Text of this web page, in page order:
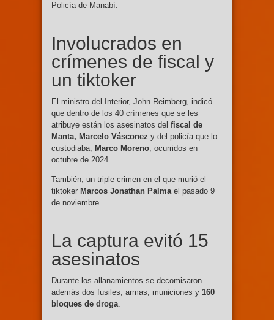
Policía de Manabí.
Involucrados en
crímenes de fiscal y
un tiktoker
El ministro del Interior, John Reimberg, indicó
que dentro de los 40 crímenes que se les
atribuye están los asesinatos del fiscal de
Manta, Marcelo Vásconez y del policía que lo
custodiaba, Marco Moreno, ocurridos en
octubre de 2024.
También, un triple crimen en el que murió el
tiktoker Marcos Jonathan Palma el pasado 9
de noviembre.
La captura evitó 15
asesinatos
Durante los allanamientos se decomisaron
además dos fusiles, armas, municiones y 160
bloques de droga.